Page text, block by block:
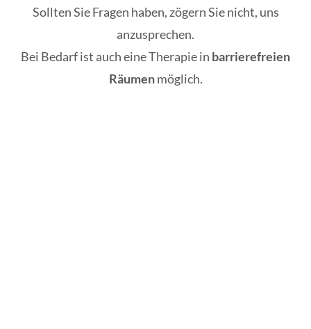
Sollten Sie Fragen haben, zögern Sie nicht, uns
anzusprechen.
Bei Bedarf ist auch eine Therapie in barrierefreien
Räumenmöglich.